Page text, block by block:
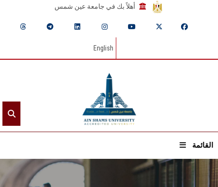
أهلاً بك في جامعة عين شمس
English
القائمة
الرئيسيـة